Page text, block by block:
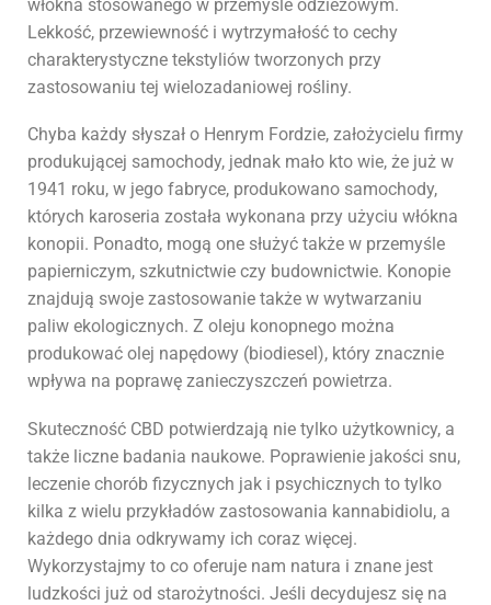
włókna stosowanego w przemyśle odzieżowym.
Lekkość, przewiewność i wytrzymałość to cechy
charakterystyczne tekstyliów tworzonych przy
zastosowaniu tej wielozadaniowej rośliny.
Chyba każdy słyszał o Henrym Fordzie, założycielu firmy
produkującej samochody, jednak mało kto wie, że już w
1941 roku, w jego fabryce, produkowano samochody,
których karoseria została wykonana przy użyciu włókna
konopii. Ponadto, mogą one służyć także w przemyśle
papierniczym, szkutnictwie czy budownictwie. Konopie
znajdują swoje zastosowanie także w wytwarzaniu
paliw ekologicznych. Z oleju konopnego można
produkować olej napędowy (biodiesel), który znacznie
wpływa na poprawę zanieczyszczeń powietrza.
Skuteczność CBD potwierdzają nie tylko użytkownicy, a
także liczne badania naukowe. Poprawienie jakości snu,
leczenie chorób fizycznych jak i psychicznych to tylko
kilka z wielu przykładów zastosowania kannabidiolu, a
każdego dnia odkrywamy ich coraz więcej.
Wykorzystajmy to co oferuje nam natura i znane jest
ludzkości już od starożytności. Jeśli decydujesz się na